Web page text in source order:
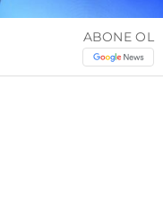
ABONE OL